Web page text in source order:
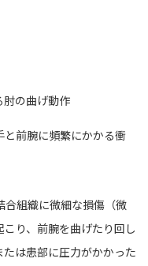
肘の曲げ動作
と前腕に頻繁にかかる衝
合組織に微細な損傷（微
り、前腕を曲げたり回し
は患部に圧力がかかった